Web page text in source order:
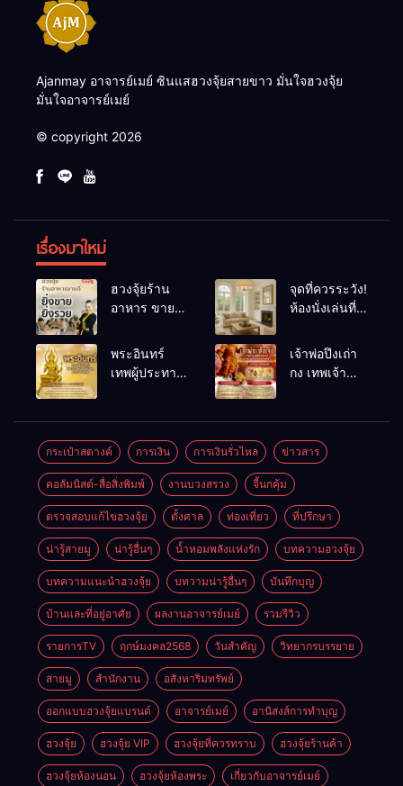
Ajanmay อาจารย์เมย์ ซินแสฮวงจุ้ยสายขาว มั่นใจฮวงจุ้ย
มั่นใจอาจารย์เมย์
© copyright 2026
เรื่องมาใหม่
ฮวงจุ้ยร้าน
อาหาร ขายดี
เคล็ดลับปรับ
ดวง ปรับร้าน
ให้ลูกค้าแน่น
จุดที่ควรระวัง!
ห้องนั่งเล่นที่
พลังชีวิต
พระอินทร์
เทพผู้ประทาน
เจ้าพ่อปึงเถ่า
กง เทพเจ้า
กระเป๋าสตางค์ การเงิน การเงินรั่วไหล ข่าวสาร
คอลัมนิสต์-สื่อสิ่งพิมพ์ งานบวงสรวง จี้นกคุ้ม
ตรวจสอบแก้ไขฮวงจุ้ย ตั้งศาล ท่องเที่ยว ที่ปรึกษา
น่ารู้สายมู น่ารู้อื่นๆ น้ำหอมพลังแห่งรัก บทความฮวงจุ้ย
บทความแนะนำฮวงจุ้ย บทวามน่ารู้อื่นๆ บันทึกบุญ
บ้านและที่อยู่อาศัย ผลงานอาจารย์เมย์ รวมรีวิว
รายการTV ฤกษ์มงคล2568 วันสำคัญ วิทยากรบรรยาย
สายมู สำนักงาน อสังหาริมทรัพย์
ออกแบบฮวงจุ้ยแบรนด์ อาจารย์เมย์ อานิสงส์การทำบุญ
ฮวงจุ้ย ฮวงจุ้ย VIP ฮวงจุ้ยที่ควรทราบ ฮวงจุ้ยร้านค้า
ฮวงจุ้ยห้องนอน ฮวงจุ้ยห้องพระ เกี่ยวกับอาจารย์เมย์